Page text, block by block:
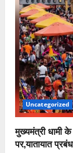
Uncategorized
मुख्यमंत्री धामी
पर,यातायात